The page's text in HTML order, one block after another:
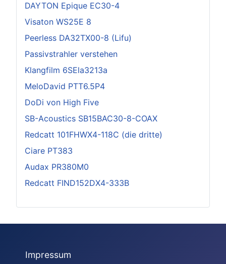
DAYTON Epique EC30-4
Visaton WS25E 8
Peerless DA32TX00-8 (Lifu)
Passivstrahler verstehen
Klangfilm 6SEla3213a
MeloDavid PTT6.5P4
DoDi von High Five
SB-Acoustics SB15BAC30-8-COAX
Redcatt 101FHWX4-118C (die dritte)
Ciare PT383
Audax PR380M0
Redcatt FIND152DX4-333B
Impressum